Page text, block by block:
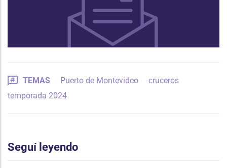
TEMAS Puerto de Montevideo
cruceros
temporada 2024
Seguí leyendo